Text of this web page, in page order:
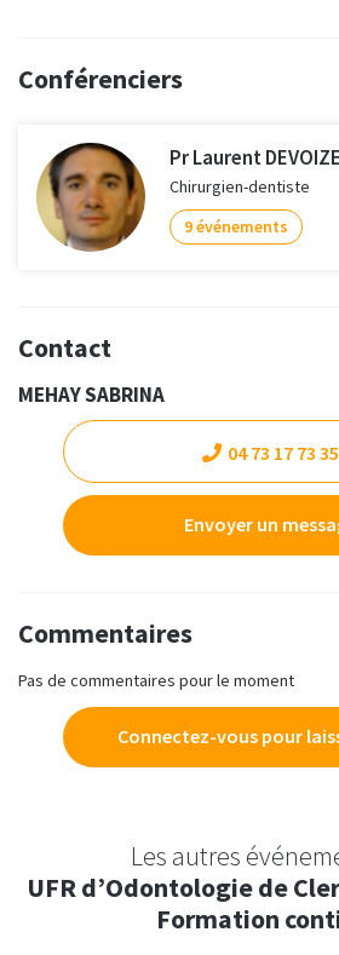
Conférenciers
Pr Laurent DEVOIZE
Chirurgien-dentiste
9 événements
Contact
MEHAY SABRINA
04 73 17 73 35
Envoyer un
Commentaires
Pas de commentaires pour le moment
Connectez-vous pour
Les autres
UFR d’Odontologie de
Formation